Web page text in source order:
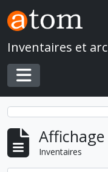
Skip to main content
Inventaires et
Toggle
Inventaires